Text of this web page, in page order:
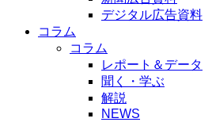
デジタル広告資料
コラム
コラム
レポート＆データ
聞く・学ぶ
解説
NEWS